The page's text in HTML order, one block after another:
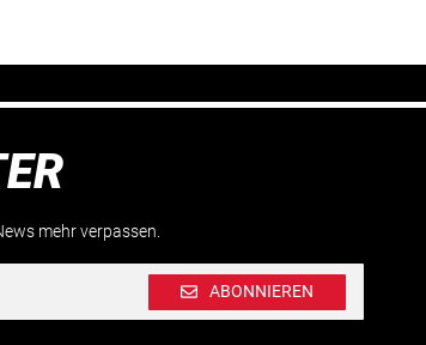
mehr verpassen.
ABONNIEREN